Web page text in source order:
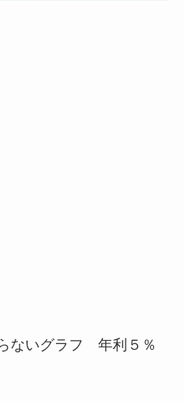
ないグラフ 年利５％